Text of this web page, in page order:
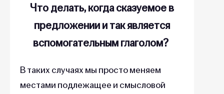
Что делать, когда сказуемое в
предложении и так является
вспомогательным глаголом?
В таких случаях мы просто меняем
местами подлежащее и смысловой